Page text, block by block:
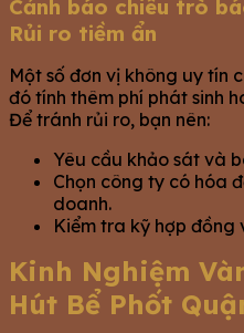
Cảnh báo chiêu trò
Rủi ro tiềm ẩn
Một số đơn vị không uy tín
đó tính thêm phí phát sinh
Để tránh rủi ro, bạn nên:
Yêu cầu khảo sát và
Chọn công ty có hóa
doanh.
Kiểm tra kỹ hợp đồng
Kinh Nghiệm
Hút Bể Phốt